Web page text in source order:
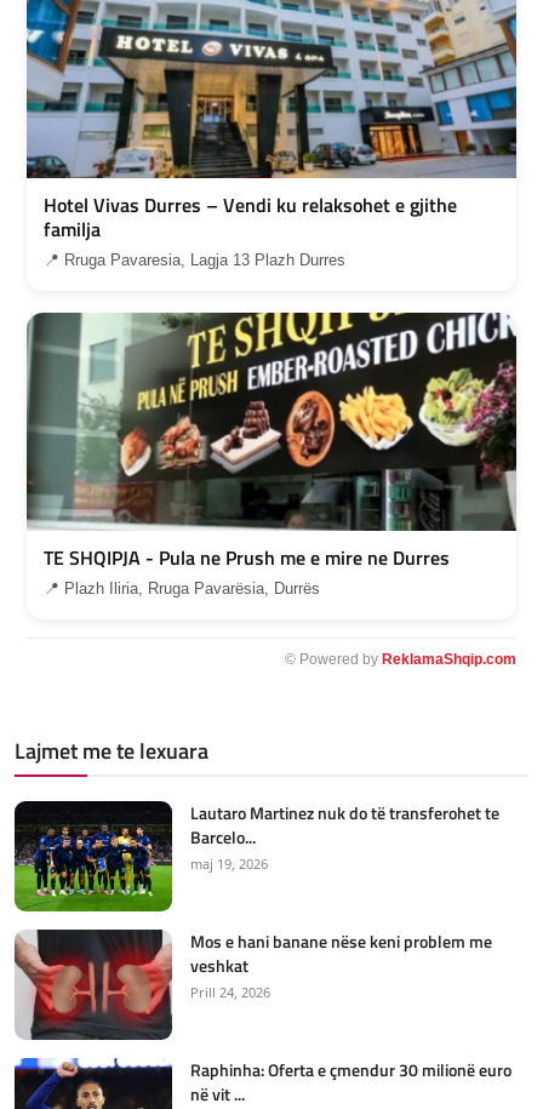
Hotel Vivas Durres – Vendi ku relaksohet e gjithe
familja
📍 Rruga Pavaresia, Lagja 13 Plazh Durres
TE SHQIPJA - Pula ne Prush me e mire ne Durres
📍 Plazh Iliria, Rruga Pavarësia, Durrës
© Powered by ReklamaShqip.com
Lajmet me te lexuara
Lautaro Martinez nuk do të transferohet te
Barcelo...
maj 19, 2026
Mos e hani banane nëse keni problem me
veshkat
Prill 24, 2026
Raphinha: Oferta e çmendur 30 milionë euro
në vit ...